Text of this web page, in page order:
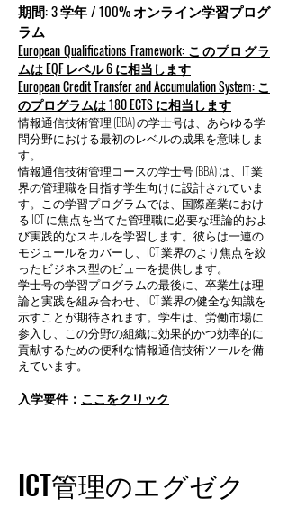
期間: 3 学年 / 100% オンライン学習プログ
ラム
European Qualifications Framework: このプログラ
ムは EQF レベル 6 に相当します
European Credit Transfer and Accumulation System: こ
のプログラムは 180 ECTS に相当します
情報通信技術管理 (BBA) の学士号は、あらゆる学
問分野における最初のレベルの成果を意味しま
す。
情報通信技術管理コースの学士号 (BBA) は、IT 業
界の管理職を目指す学生向けに設計されていま
す。この学習プログラムでは、国際産業におけ
る ICT に焦点を当てた管理職に必要な理論的およ
び実践的なスキルを学習します。彼らは一連の
モジュールをカバーし、ICT 業界のより焦点を絞
ったビジネス型のビューを提供します。
学士号の学習プログラムの最後に、卒業生は理
論と実践を組み合わせ、ICT 業界の健全な知識を
示すことが期待されます。学生は、労働市場に
参入し、この分野の組織に効果的かつ効率的に
貢献するための便利な情報通信技術ツールを備
えています。
入学要件： ここをクリック
ICT管理のエグゼク